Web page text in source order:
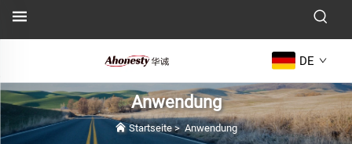
DE
Anwendung
Startseite>Anwendung